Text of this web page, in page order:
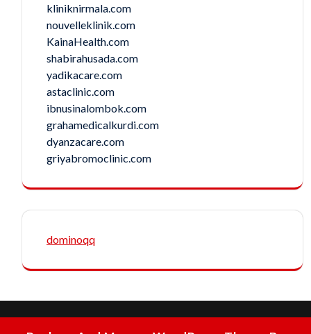
kliniknirmala.com
nouvelleklinik.com
KainaHealth.com
shabirahusada.com
yadikacare.com
astaclinic.com
ibnusinalombok.com
grahamedicalkurdi.com
dyanzacare.com
griyabromoclinic.com
dominoqq